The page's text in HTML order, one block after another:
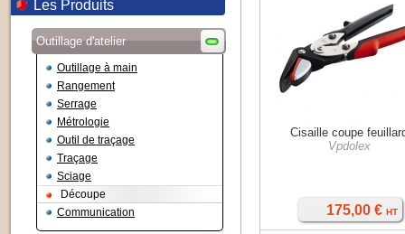
Les Produits
Outillage d'atelier
Outillage à main
Rangement
Serrage
Métrologie
Outil de traçage
Traçage
Sciage
Découpe
Communication
Cisaille coupe
Vpdolex
175,00 € HT